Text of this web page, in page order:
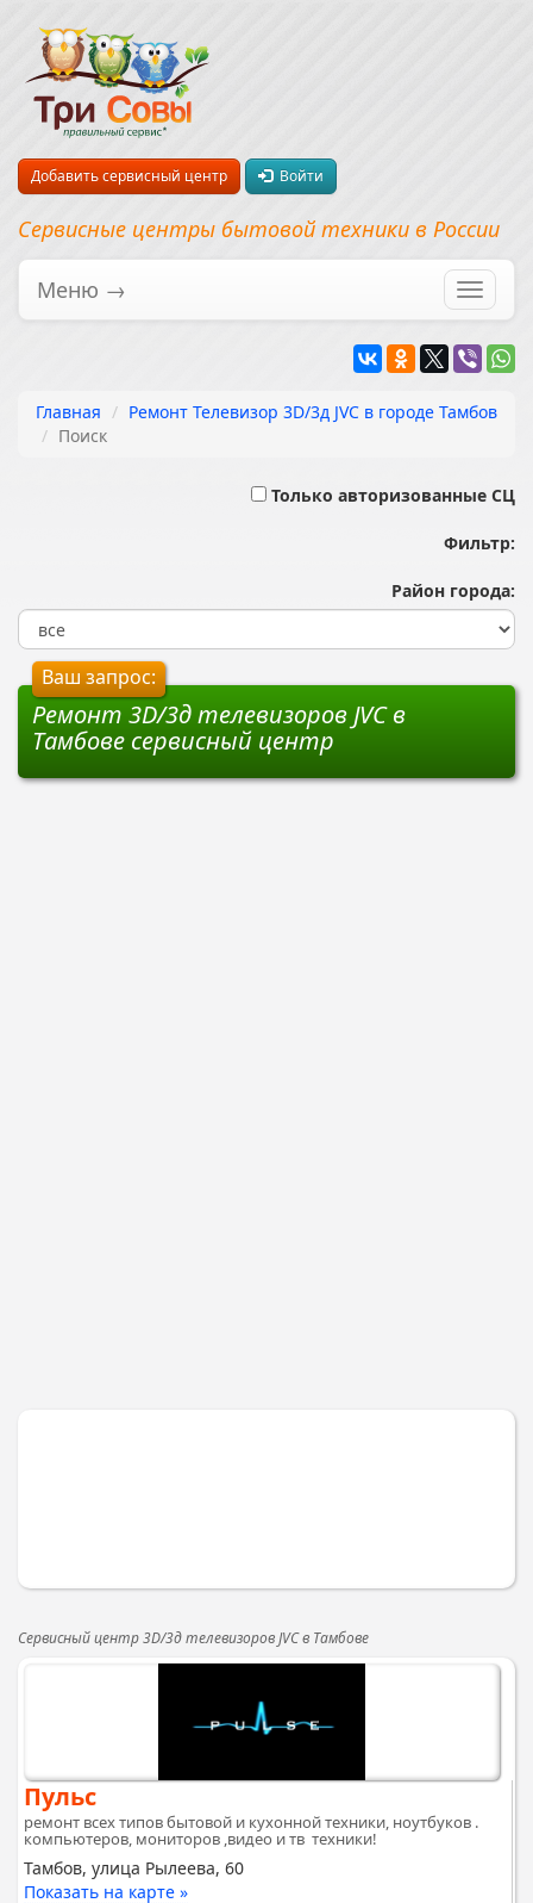
Добавить сервисный центр Войти
Сервисные центры бытовой техники в России
Меню →
Главная
Ремонт Телевизор 3D/3д JVC в городе Тамбов
Поиск
Только авторизованные СЦ
Фильтр:
Район города:
Ваш запрос:
Ремонт 3D/3д телевизоров JVC в
Тамбове сервисный центр
Сервисный центр 3D/3д телевизоров JVC в Тамбове
Пульс
ремонт всех типов бытовой и кухонной техники, ноутбуков .
компьютеров, мониторов ,видео и тв техники!
Тамбов, улица Рылеева, 60
Показать на карте »